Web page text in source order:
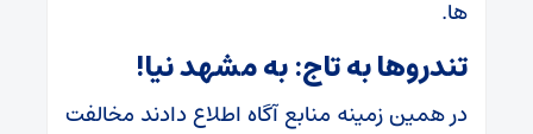
ها.
تندرو‌ها به تاج: به مشهد نیا!
در همین زمینه منابع آگاه اطلاع دادند مخالفت